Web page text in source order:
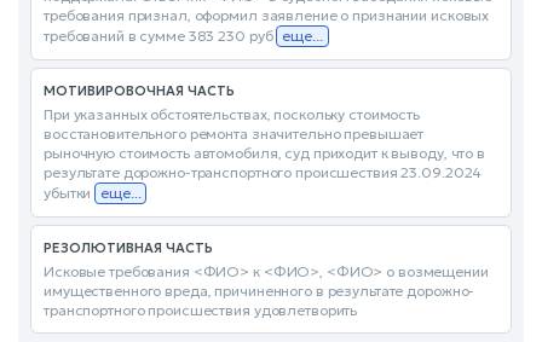
требования признал, оформил заявление о признании исковых
требований в сумме 383 230 руб еще...
МОТИВИРОВОЧНАЯ ЧАСТЬ
При указанных обстоятельствах, поскольку стоимость
восстановительного ремонта значительно превышает
рыночную стоимость автомобиля, суд приходит к выводу, что в
результате дорожно-транспортного происшествия 23.09.2024
убытки еще...
РЕЗОЛЮТИВНАЯ ЧАСТЬ
Исковые требования <ФИО> к <ФИО>, <ФИО> о возмещении
имущественного вреда, причиненного в результате дорожно-
транспортного происшествия удовлетворить